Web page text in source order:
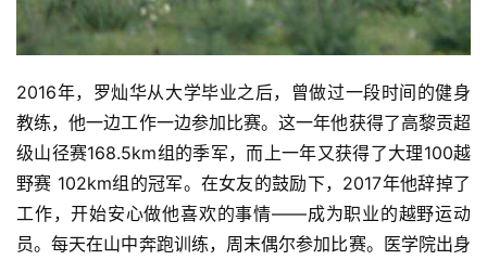
2016年，罗灿华从大学毕业之后，曾做过一段时间的健身
教练，他一边工作一边参加比赛。这一年他获得了高黎贡超
级山径赛168.5km组的季军，而上一年又获得了大理100越
野赛 102km组的冠军。在女友的鼓励下，2017年他辞掉了
工作，开始安心做他喜欢的事情——成为职业的越野运动
员。每天在山中奔跑训练，周末偶尔参加比赛。医学院出身